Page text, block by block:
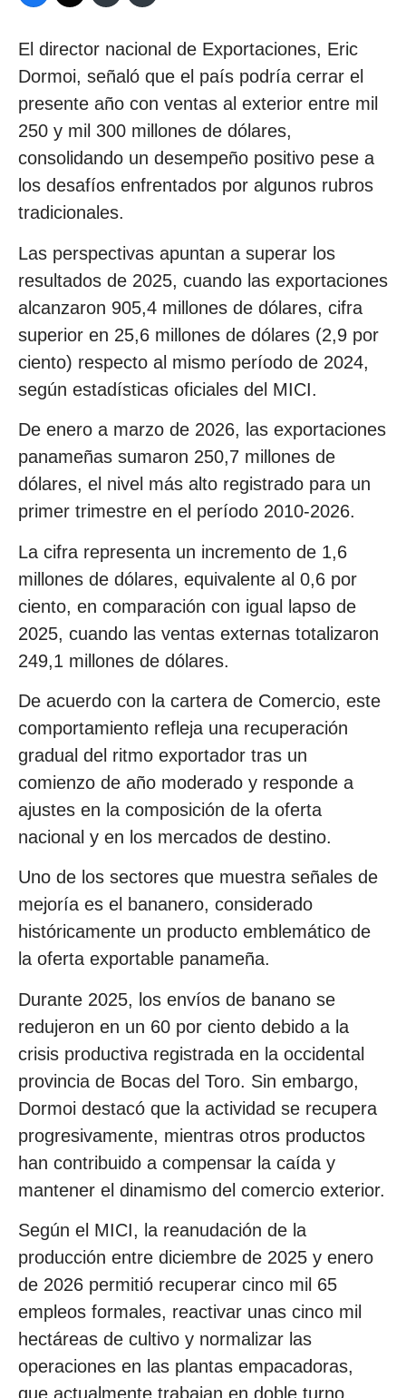
El director nacional de Exportaciones, Eric
Dormoi, señaló que el país podría cerrar el
presente año con ventas al exterior entre mil
250 y mil 300 millones de dólares,
consolidando un desempeño positivo pese a
los desafíos enfrentados por algunos rubros
tradicionales.
Las perspectivas apuntan a superar los
resultados de 2025, cuando las exportaciones
alcanzaron 905,4 millones de dólares, cifra
superior en 25,6 millones de dólares (2,9 por
ciento) respecto al mismo período de 2024,
según estadísticas oficiales del MICI.
De enero a marzo de 2026, las exportaciones
panameñas sumaron 250,7 millones de
dólares, el nivel más alto registrado para un
primer trimestre en el período 2010-2026.
La cifra representa un incremento de 1,6
millones de dólares, equivalente al 0,6 por
ciento, en comparación con igual lapso de
2025, cuando las ventas externas totalizaron
249,1 millones de dólares.
De acuerdo con la cartera de Comercio, este
comportamiento refleja una recuperación
gradual del ritmo exportador tras un
comienzo de año moderado y responde a
ajustes en la composición de la oferta
nacional y en los mercados de destino.
Uno de los sectores que muestra señales de
mejoría es el bananero, considerado
históricamente un producto emblemático de
la oferta exportable panameña.
Durante 2025, los envíos de banano se
redujeron en un 60 por ciento debido a la
crisis productiva registrada en la occidental
provincia de Bocas del Toro. Sin embargo,
Dormoi destacó que la actividad se recupera
progresivamente, mientras otros productos
han contribuido a compensar la caída y
mantener el dinamismo del comercio exterior.
Según el MICI, la reanudación de la
producción entre diciembre de 2025 y enero
de 2026 permitió recuperar cinco mil 65
empleos formales, reactivar unas cinco mil
hectáreas de cultivo y normalizar las
operaciones en las plantas empacadoras,
que actualmente trabajan en doble turno.